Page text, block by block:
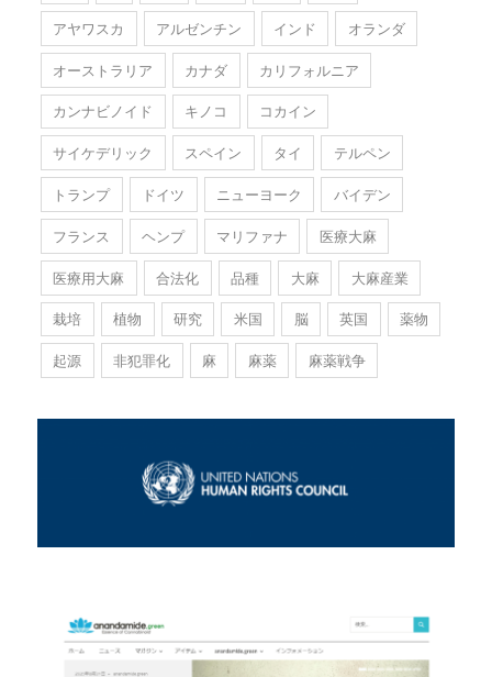
アヤワスカ
アルゼンチン インド
オランダ
オーストラリア
カナダ
カリフォルニア
カンナビノイド
キノコ
コカイン
サイケデリック
スペイン タイ
テルペン
トランプ
ドイツ ニューヨーク
バイデン
フランス
ヘンプ マリファナ
医療大麻
医療用大麻
合法化 品種 大麻
大麻産業
栽培
植物 研究 米国 脳 英国
薬物
起源
非犯罪化 麻 麻薬 麻薬戦争